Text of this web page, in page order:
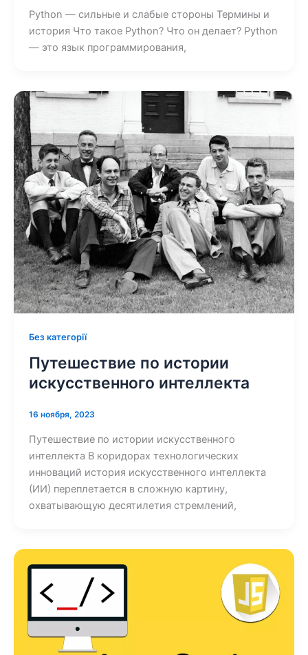
Python — сильные и слабые стороны Термины и
история Что такое Python? Что он делает? Python
— это язык программирования,
Без категорії
Путешествие по истории
искусственного интеллекта
16 ноября, 2023
Путешествие по истории искусственного
интеллекта В коридорах технологических
инноваций история искусственного интеллекта
(ИИ) переплетается в сложную картину,
охватывающую десятилетия стремлений,